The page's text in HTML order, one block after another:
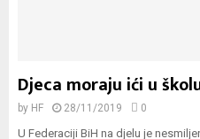
Djeca moraju ići u
by HF 28/11/2019 0
U Federaciji BiH na djelu je